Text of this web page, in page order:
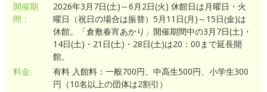
開催期
間：
2026年3月7日(土)～6月2日(火) 休館日は月曜日・火
曜日（祝日の場合は振替）5月11日(月)～15日(金)は
休館。「倉敷春宵あかり」開催期間中の3月7日(土)・
14日(土)・21日(土)・28日(土)は20：00まで延長開
館。
料金:
有料 入館料：一般700円、中高生500円、小学生300
円（10名以上の団体は2割引）